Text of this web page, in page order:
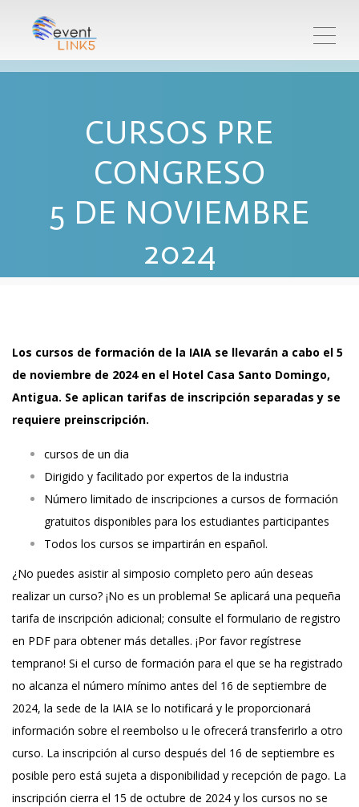
CURSOS PRE
CONGRESO
5 DE NOVIEMBRE
2024
Los cursos de formación de la IAIA se llevarán a cabo el 5
de noviembre de 2024 en el Hotel Casa Santo Domingo,
Antigua. Se aplican tarifas de inscripción separadas y se
requiere preinscripción.
cursos de un dia
Dirigido y facilitado por expertos de la industria
Número limitado de inscripciones a cursos de formación
gratuitos disponibles para los estudiantes participantes
Todos los cursos se impartirán en español.
¿No puedes asistir al simposio completo pero aún deseas
realizar un curso? ¡No es un problema! Se aplicará una pequeña
tarifa de inscripción adicional; consulte el formulario de registro
en PDF para obtener más detalles. ¡Por favor regístrese
temprano! Si el curso de formación para el que se ha registrado
no alcanza el número mínimo antes del 16 de septiembre de
2024, la sede de la IAIA se lo notificará y le proporcionará
información sobre el reembolso u le ofrecerá transferirlo a otro
curso. La inscripción al curso después del 16 de septiembre es
posible pero está sujeta a disponibilidad y recepción de pago. La
inscripción cierra el 15 de octubre de 2024 y los cursos no se